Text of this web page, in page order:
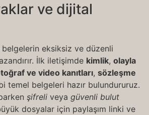
ve dijital
eksiksiz ve düzenli
İlk iletişimde kimlik, olayla
ve video kanıtları, sözleşme
temel belgeleri hazır bulundururuz.
şifreli veya güvenli bulut
dosyalar için paylaşım linki ve